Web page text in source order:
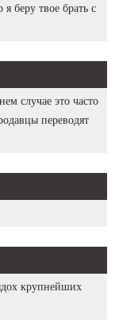
беру твое брать с
случае это часто
переводят
крупнейших